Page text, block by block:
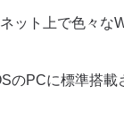
ット上で色々な
のPCに標準搭載